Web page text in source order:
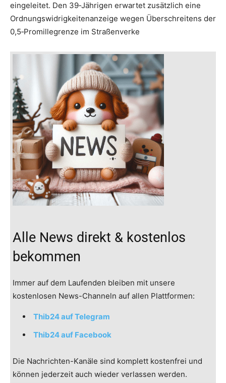
eingeleitet. Den 39‑Jährigen erwartet zusätzlich eine
Ordnungswidrigkeitenanzeige wegen Überschreitens der
0,5‑Promillegrenze im Straßenverke
Alle News direkt & kostenlos
bekommen
Immer auf dem Laufenden bleiben mit unsere
kostenlosen News-Channeln auf allen Plattformen:
Thib24 auf Telegram
Thib24 auf Facebook
Die Nachrichten-Kanäle sind komplett kostenfrei und
können jederzeit auch wieder verlassen werden.